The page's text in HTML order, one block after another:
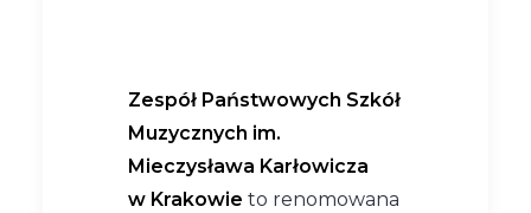
Zespół Państwowych Szkół
Muzycznych im.
Mieczysława Karłowicza
w Krakowie to renomowana